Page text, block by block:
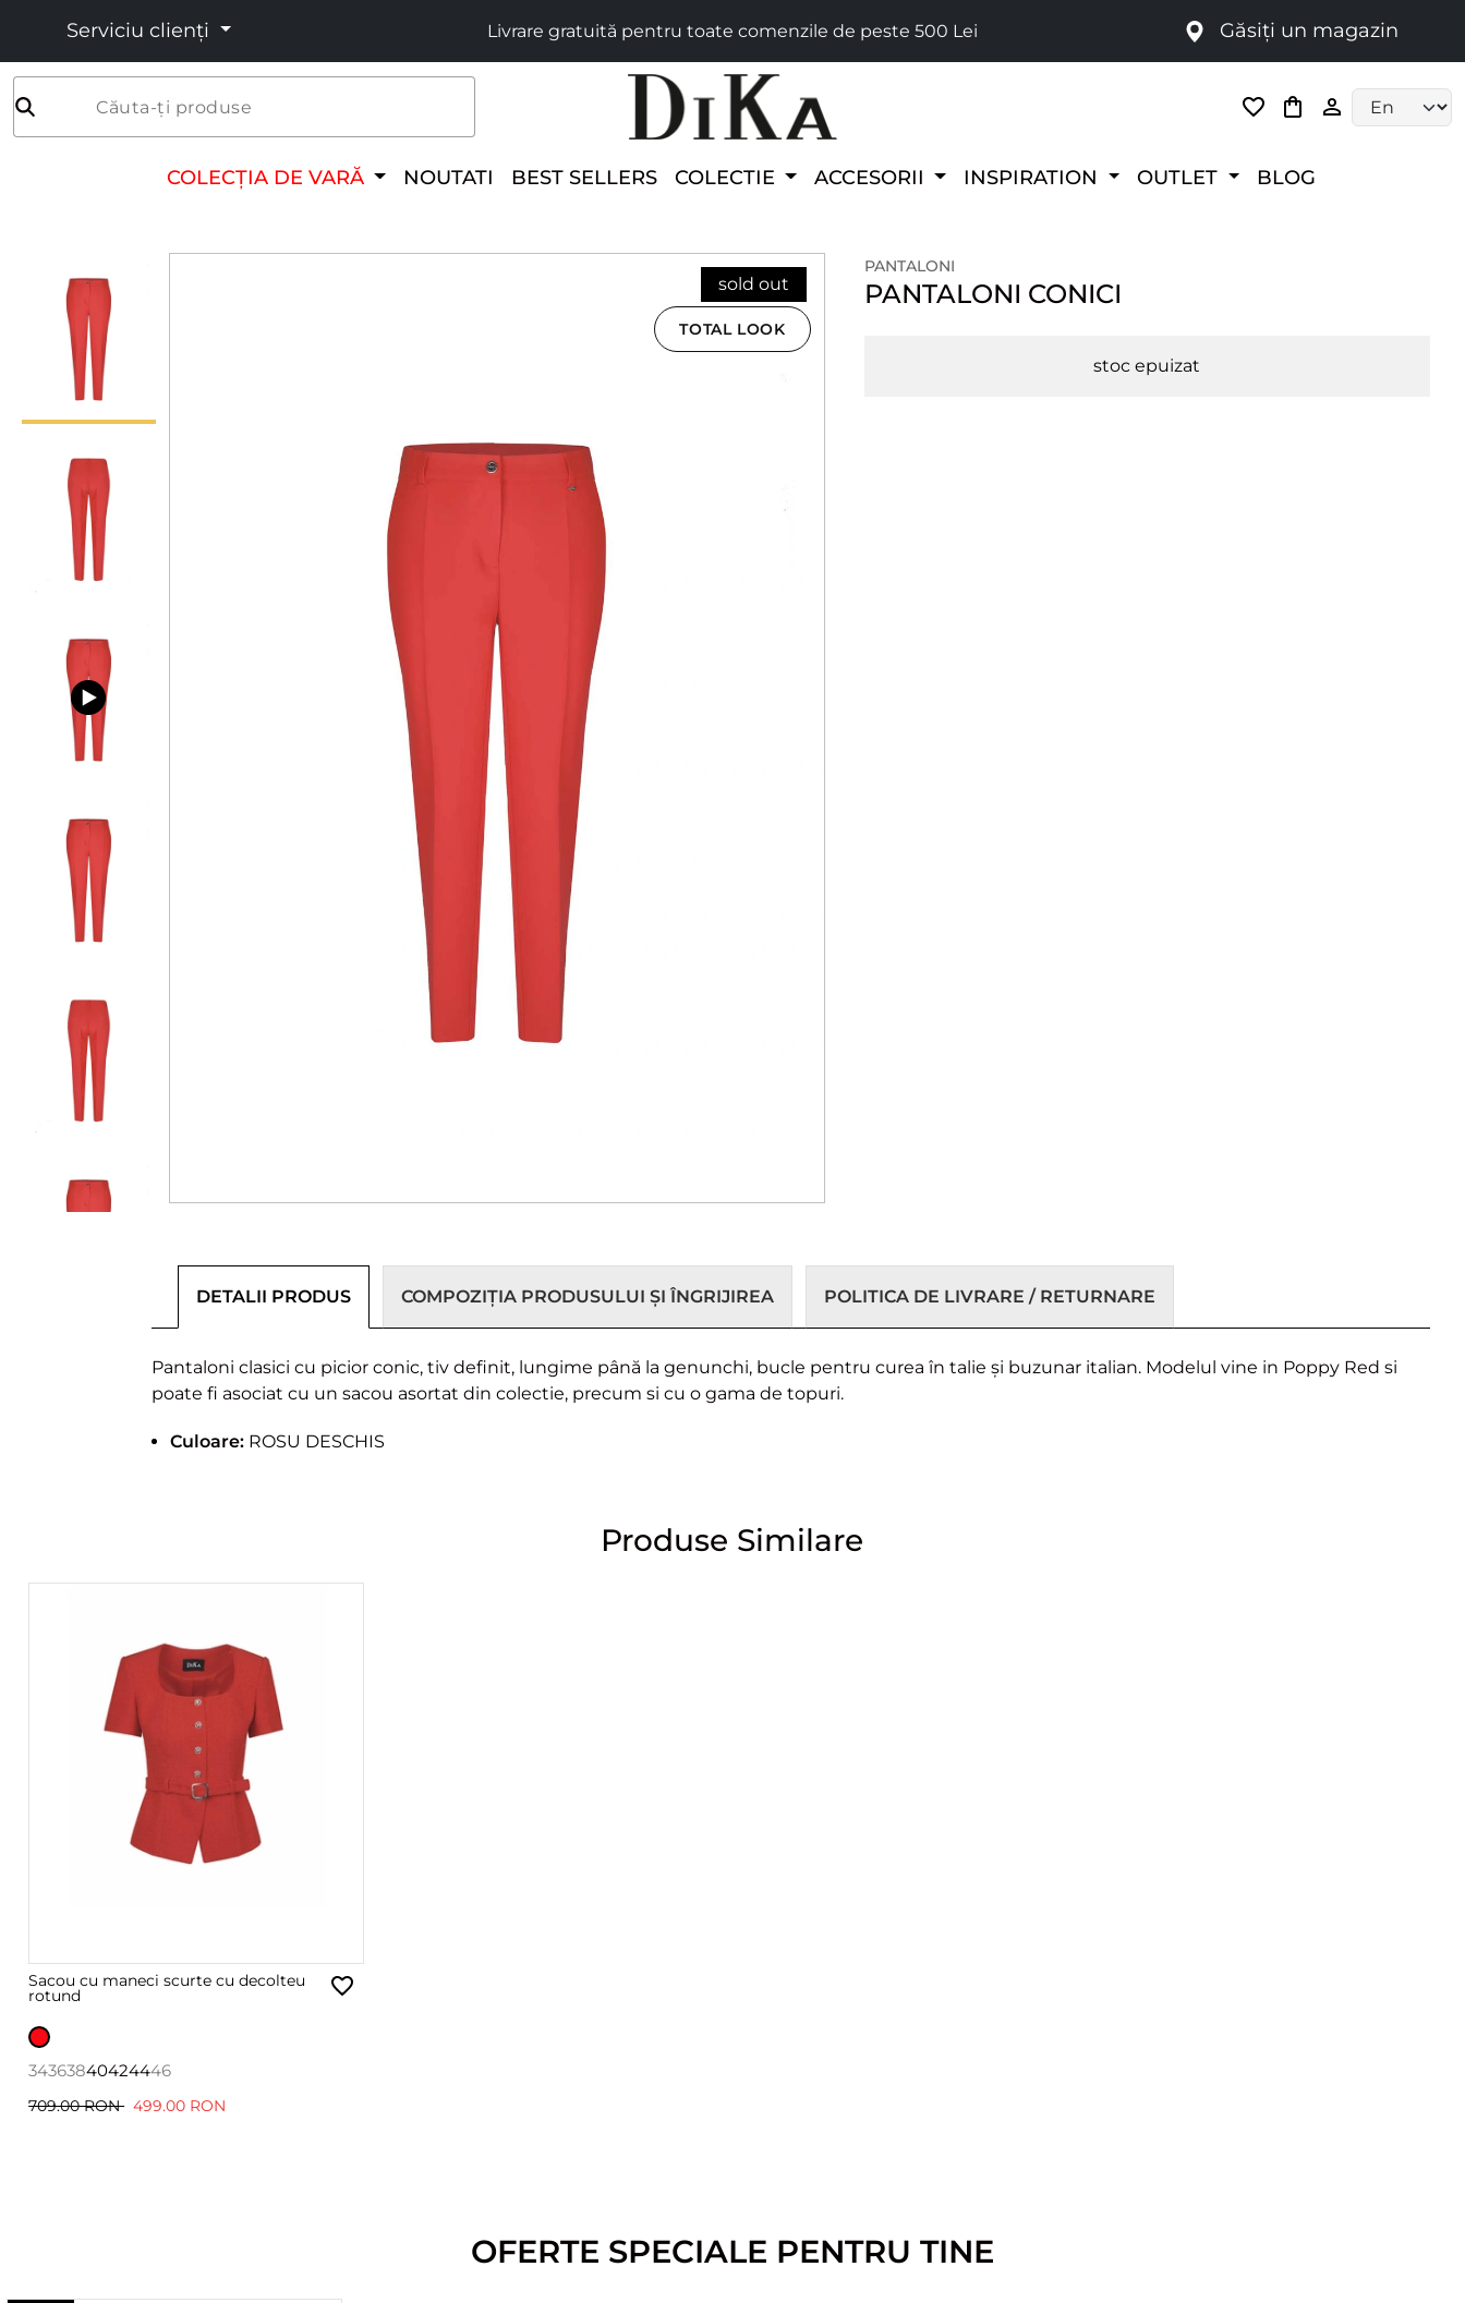
Serviciu clienți Livrare gratuită pentru toate comenzile de peste 500 Lei Găsiți un magazin
Căuta-ți produse
COLECȚIA DE VARĂ NOUTATI BEST SELLERS COLECTIE ACCESORII INSPIRATION OUTLET BLOG
sold out
TOTAL LOOK
PANTALONI
PANTALONI CONICI
stoc epuizat
DETALII PRODUS COMPOZIȚIA PRODUSULUI ȘI ÎNGRIJIREA POLITICA DE LIVRARE / RETURNARE
Pantaloni clasici cu picior conic, tiv definit, lungime până la genunchi, bucle pentru curea în talie și buzunar italian. Modelul vine in Poppy Red si
poate fi asociat cu un sacou asortat din colectie, precum si cu o gama de topuri.
Culoare: ROSU DESCHIS
Produse Similare
Sacou cu maneci scurte cu decolteu
rotund
34363840424446
709.00 RON 499.00 RON
OFERTE SPECIALE PENTRU TINE